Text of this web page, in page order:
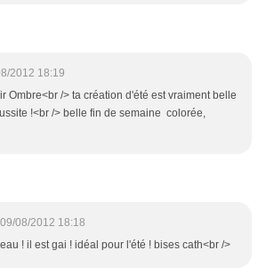
2012 18:19
Ombre<br /> ta création d'été est vraiment belle
!<br /> belle fin de semaine colorée,
09/08/2012 18:18
! il est gai ! idéal pour l'été ! bises cath<br />